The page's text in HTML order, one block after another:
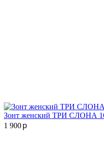
Зонт женский ТРИ СЛОНА
1 900p